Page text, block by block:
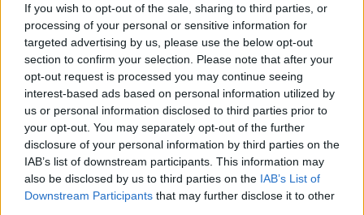
If you wish to opt-out of the sale, sharing to third parties, or
processing of your personal or sensitive information for
targeted advertising by us, please use the below opt-out
section to confirm your selection. Please note that after your
opt-out request is processed you may continue seeing
interest-based ads based on personal information utilized by
us or personal information disclosed to third parties prior to
your opt-out. You may separately opt-out of the further
disclosure of your personal information by third parties on the
IAB’s list of downstream participants. This information may
also be disclosed by us to third parties on the IAB’s List of
Downstream Participants that may further disclose it to other
soluciones sociales sostenibles y replicables.
Staff